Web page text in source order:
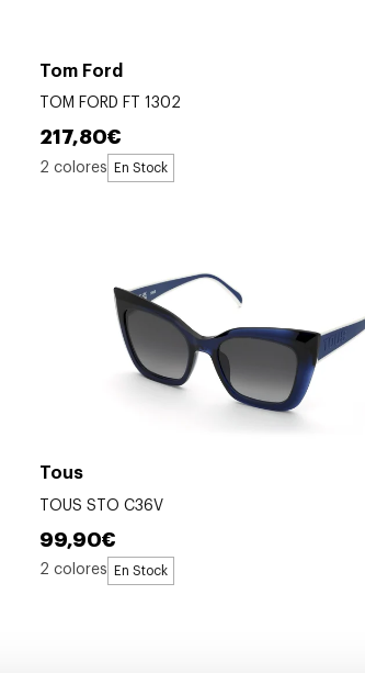
Tom Ford
TOM FORD FT 1302
217,80€
2 colores En Stock
Tous
TOUS STO C36V
99,90€
2 colores En Stock